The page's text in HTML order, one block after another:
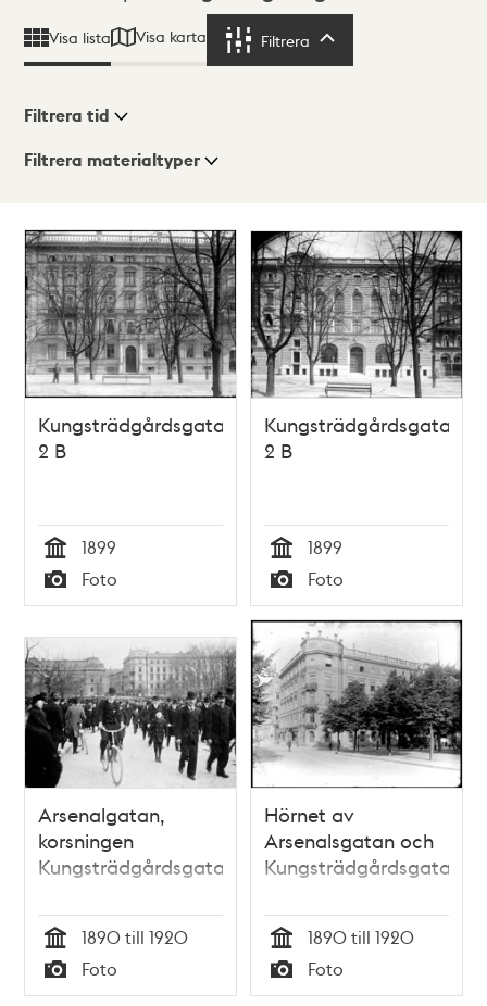
Visa lista Visa karta Filtrera
Visningsläge
Lista
Karta
Filtrera tid
Filtrera materialtyper
träffar
Kungsträdgårdsgatan
2 B
Tid
1899
Typ
Foto
Kungsträdgårdsgatan
2 B
Tid
1899
Typ
Foto
Arsenalgatan,
korsningen
Kungsträdgårdsgatan
Tid
1890 till 1920
Typ
Foto
Hörnet av
Arsenalsgatan och
Kungsträdgårdsgatan
Tid
1890 till 1920
Typ
Foto